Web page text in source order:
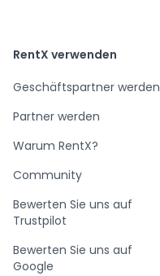
RentX verwenden
Geschäftspartner werden
Partner werden
Warum RentX?
Community
Bewerten Sie uns auf
Trustpilot
Bewerten Sie uns auf
Google